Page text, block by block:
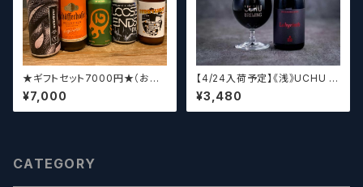
★ギフトセット7000円★（お好
みに合わせて5～8本チョイスさ
せていただきます）【クラフトビー
ル】
¥7,000
【4/24入荷予定】《浅》UCHU B
REWING LabyrinthN【クラフト
ビール】
¥3,480
CATEGORY